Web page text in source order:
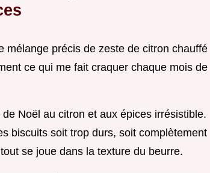
mélange précis de zeste de citron chauffé
ce qui me fait craquer chaque mois de
Noël au citron et aux épices irrésistible.
biscuits soit trop durs, soit complètement
se joue dans la texture du beurre.